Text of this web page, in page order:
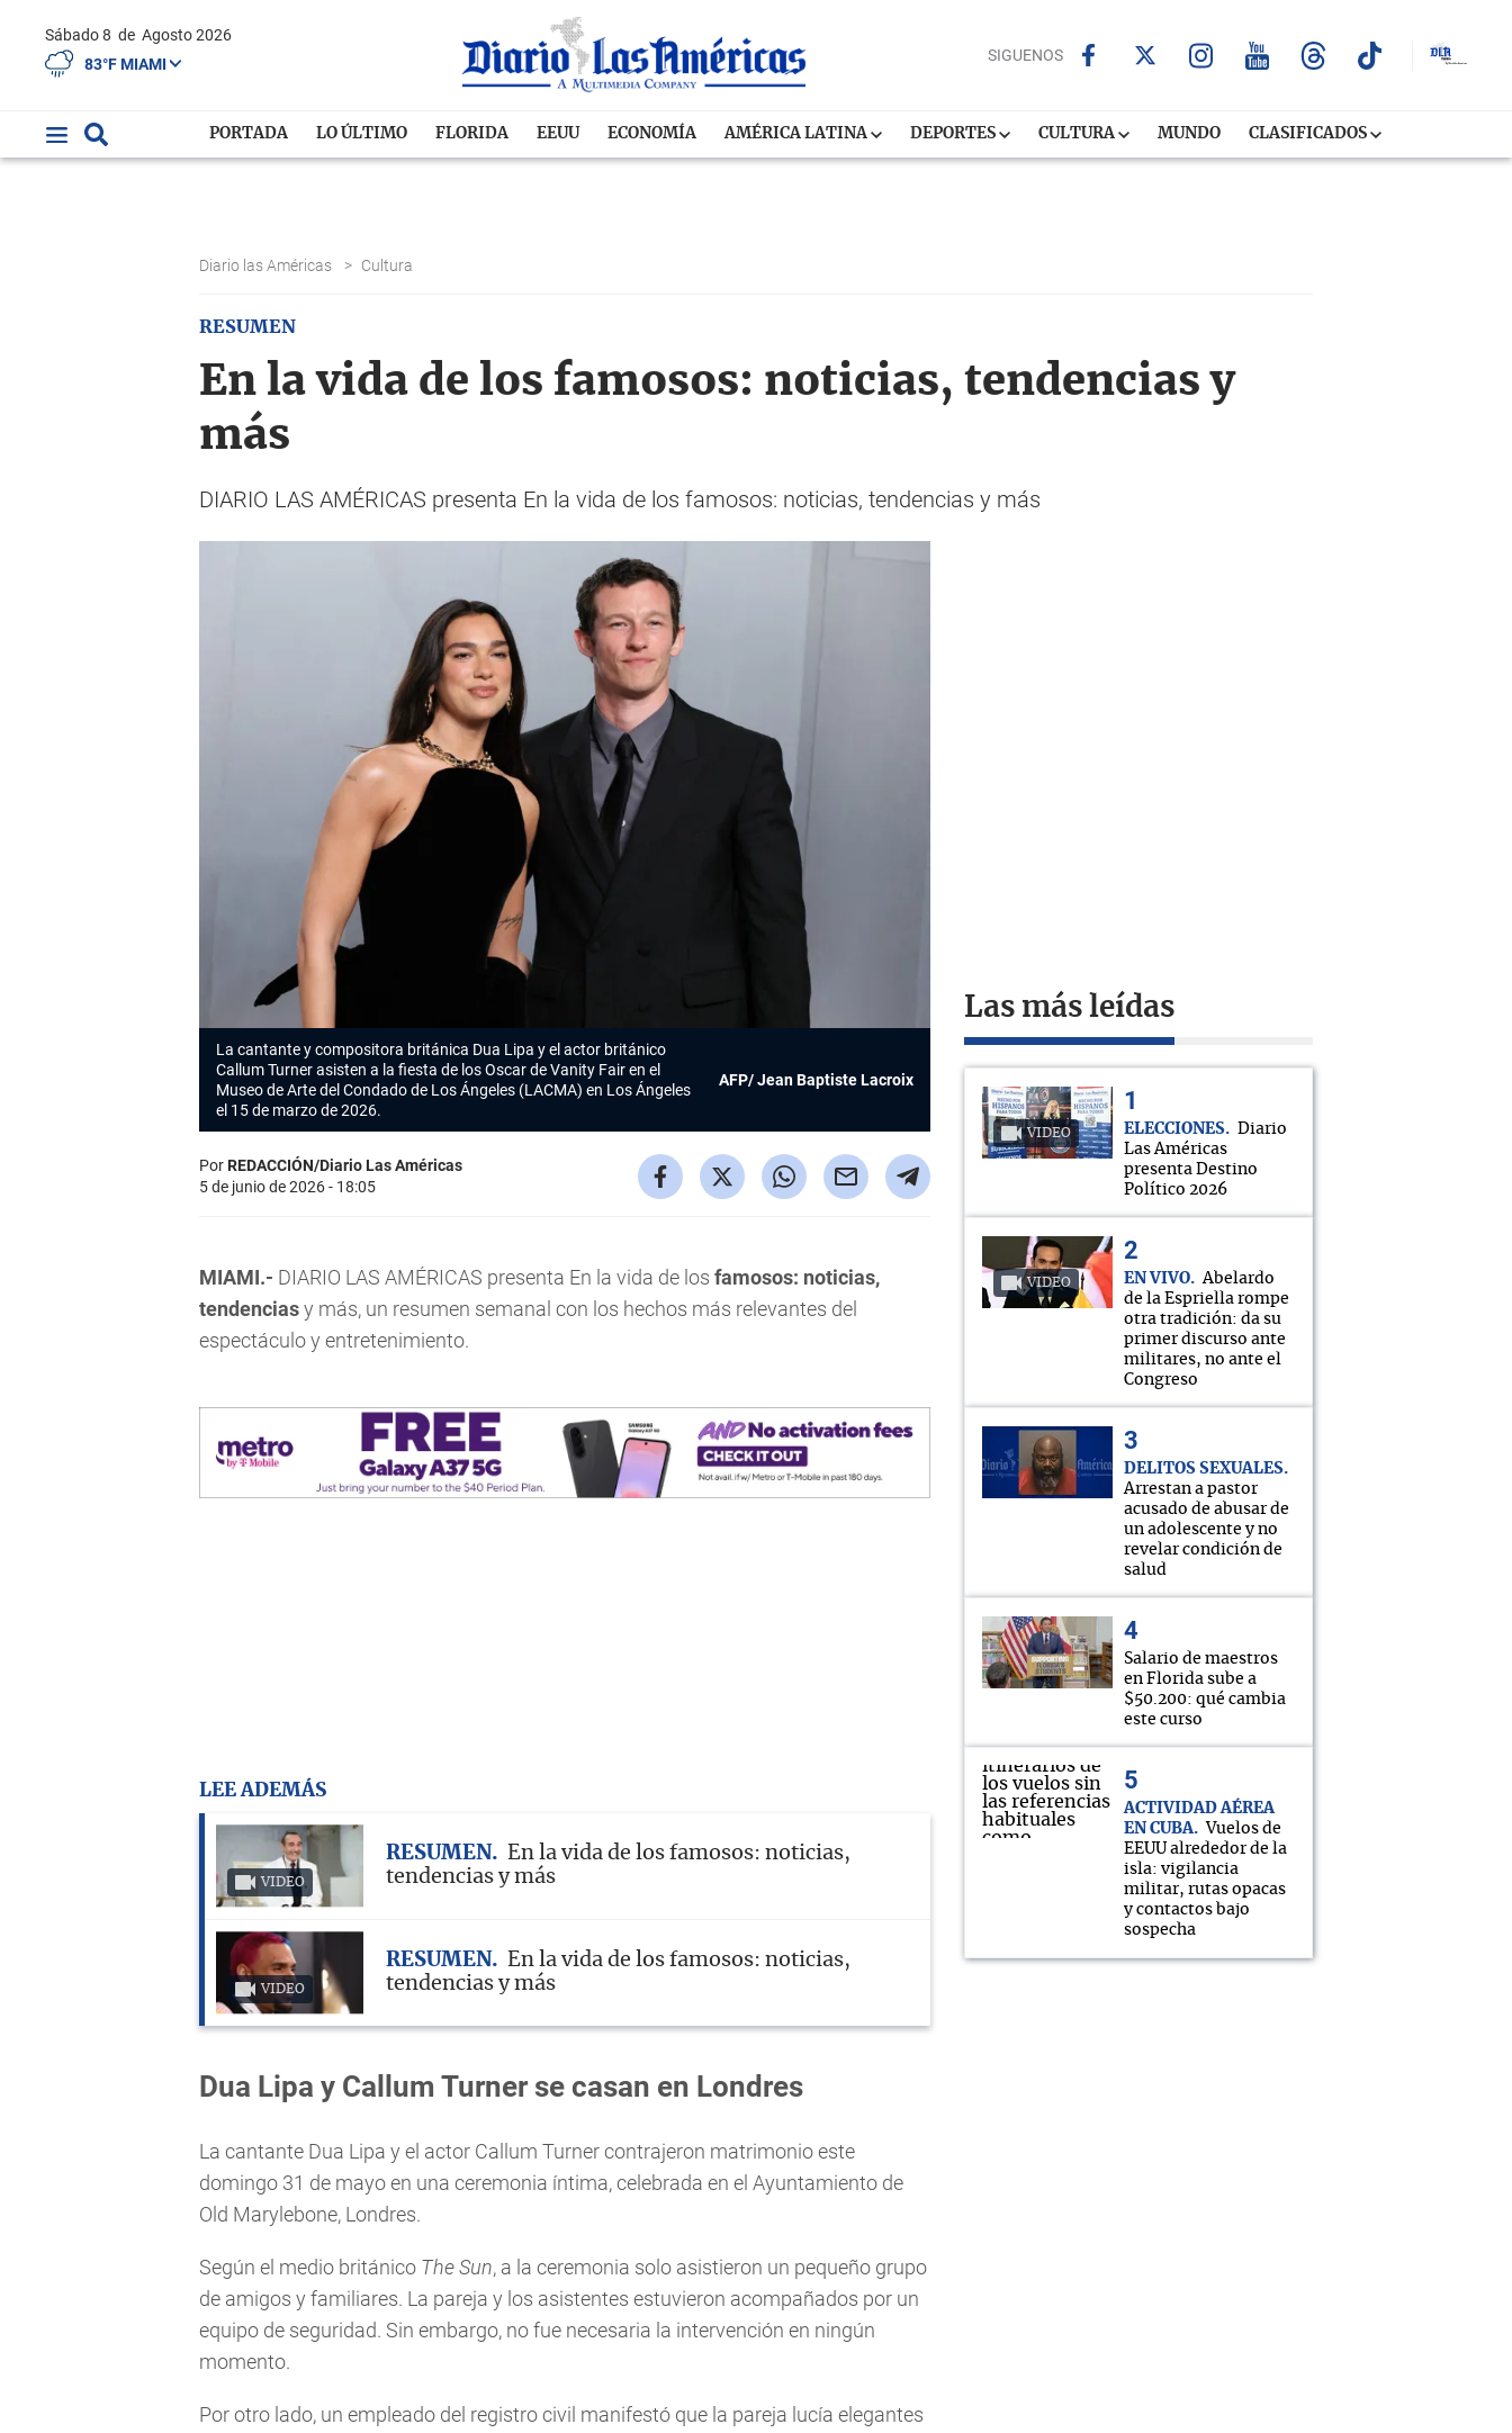
Sábado 8 de Agosto 2026
83°F MIAMI
SIGUENOS
PORTADA LO ÚLTIMO FLORIDA EEUU ECONOMÍA AMÉRICA LATINA DEPORTES CULTURA MUNDO CLASIFICADOS
Diario las Américas > Cultura
RESUMEN
En la vida de los famosos: noticias, tendencias y
más
DIARIO LAS AMÉRICAS presenta En la vida de los famosos: noticias, tendencias y más
La cantante y compositora británica Dua Lipa y el actor británico
Callum Turner asisten a la fiesta de los Oscar de Vanity Fair en el
Museo de Arte del Condado de Los Ángeles (LACMA) en Los Ángeles
el 15 de marzo de 2026.
AFP/ Jean Baptiste Lacroix
PorREDACCIÓN/Diario Las Américas
5 de junio de 2026 - 18:05
MIAMI.- DIARIO LAS AMÉRICAS presenta En la vida de los famosos: noticias,
tendenciasy más, un resumen semanal con los hechos más relevantes del
espectáculo y entretenimiento.
LEE ADEMÁS
VIDEO
RESUMEN
En la vida de los famosos: noticias,
tendencias y más
VIDEO
RESUMEN
En la vida de los famosos: noticias,
tendencias y más
Dua Lipa y Callum Turner se casan en Londres
La cantante Dua Lipa y el actor Callum Turner contrajeron matrimonio este
domingo 31 de mayo en una ceremonia íntima, celebrada en el Ayuntamiento de
Old Marylebone, Londres.
Según el medio británico The Sun, a la ceremonia solo asistieron un pequeño grupo
de amigos y familiares. La pareja y los asistentes estuvieron acompañados por un
equipo de seguridad. Sin embargo, no fue necesaria la intervención en ningún
momento.
Por otro lado, un empleado del registro civil manifestó que la pareja lucía elegantes
Las más leídas
VIDEO ELECCIONES
Diario
Las Américas
presenta Destino
Político 2026
VIDEO EN VIVO
Abelardo
de la Espriella rompe
otra tradición: da su
primer discurso ante
militares, no ante el
Congreso
DELITOS SEXUALES
Arrestan a pastor
acusado de abusar de
un adolescente y no
revelar condición de
salud
Salario de maestros
en Florida sube a
$50.200: qué cambia
este curso
ACTIVIDAD AÉREA
EN CUBA
Vuelos de
EEUU alrededor de la
isla: vigilancia
militar, rutas opacas
y contactos bajo
sospecha